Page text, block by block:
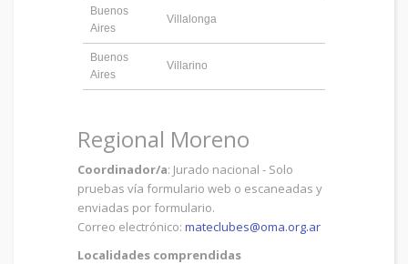
Buenos
Aires
Villalonga
Buenos
Aires
Villarino
Regional Moreno
Coordinador/a: Jurado nacional - Solo
pruebas vía formulario web o escaneadas y
enviadas por formulario.
Correo electrónico: mateclubes@oma.org.ar
Localidades comprendidas